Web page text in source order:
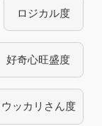
ロジカル度
好奇心旺盛度
ウッカリさん度